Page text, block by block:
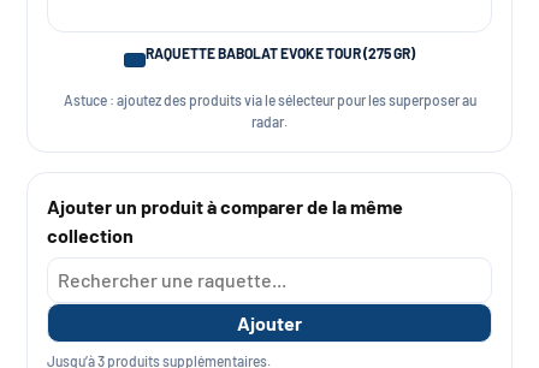
RAQUETTE BABOLAT EVOKE TOUR (275 GR)
Astuce : ajoutez des produits via le sélecteur pour les superposer au
radar.
Ajouter un produit à comparer de la même
collection
Ajouter
Jusqu’à 3 produits supplémentaires.